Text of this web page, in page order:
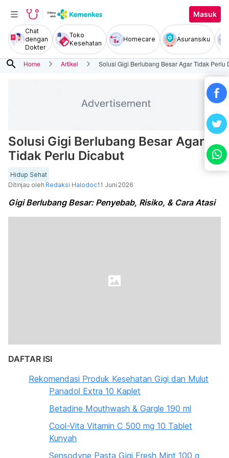
Masuk
Chat
dengan
Dokter
Toko
Kesehatan
Homecare Asuransiku
search Home Artikel Solusi Gigi Berlubang Besar Agar Tidak Perlu
Solusi Gigi Berlubang Besar Agar
Tidak Perlu Dicabut
Hidup Sehat
Ditinjau oleh Redaksi Halodoc11 Juni 2026
Gigi Berlubang Besar: Penyebab, Risiko, & Cara Atasi
DAFTAR ISI
Rekomendasi Produk Kesehatan Gigi dan Mulut
Panadol Extra 10 Kaplet
Betadine Mouthwash & Gargle 190 ml
Cool-Vita Vitamin C 500 mg 10 Tablet
Kunyah
Sensodyne Pasta Gigi Fresh Mint 100 g